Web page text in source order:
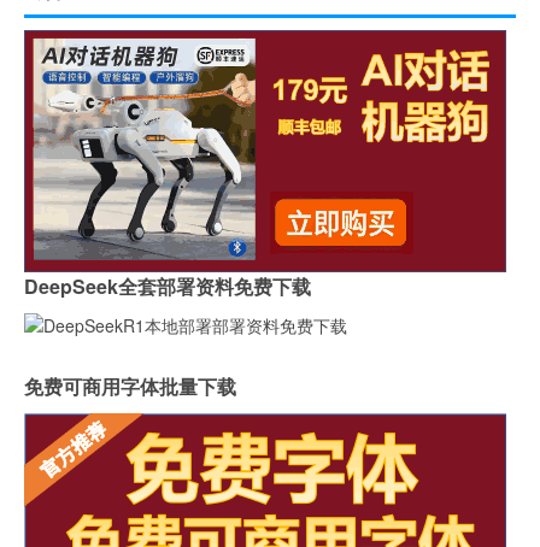
DeepSeek全套部署资料免费下载
免费可商用字体批量下载